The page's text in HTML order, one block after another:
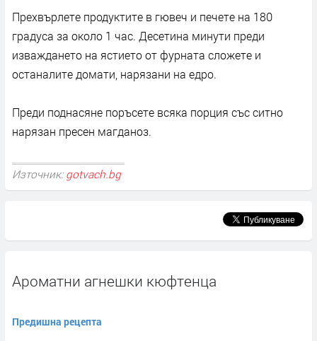
Прехвърлете продуктите в гювеч и печете на 180
градуса за около 1 час. Десетина минути преди
изваждането на ястието от фурната сложете и
останалите домати, нарязани на едро.
Преди поднасяне поръсете всяка порция със ситно
нарязан пресен магданоз.
Източник: gotvach.bg
Ароматни агнешки кюфтенца
Предишна рецепта